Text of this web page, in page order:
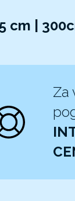
cm |
Za